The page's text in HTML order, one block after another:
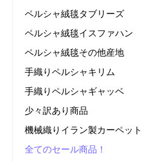
ペルシャ絨毯タブリーズ
ペルシャ絨毯イスファハン
ペルシャ絨毯その他産地
手織りペルシャキリム
手織りペルシャギャッベ
少々訳あり商品
機械織りイラン製カーペット
全てのセール商品！